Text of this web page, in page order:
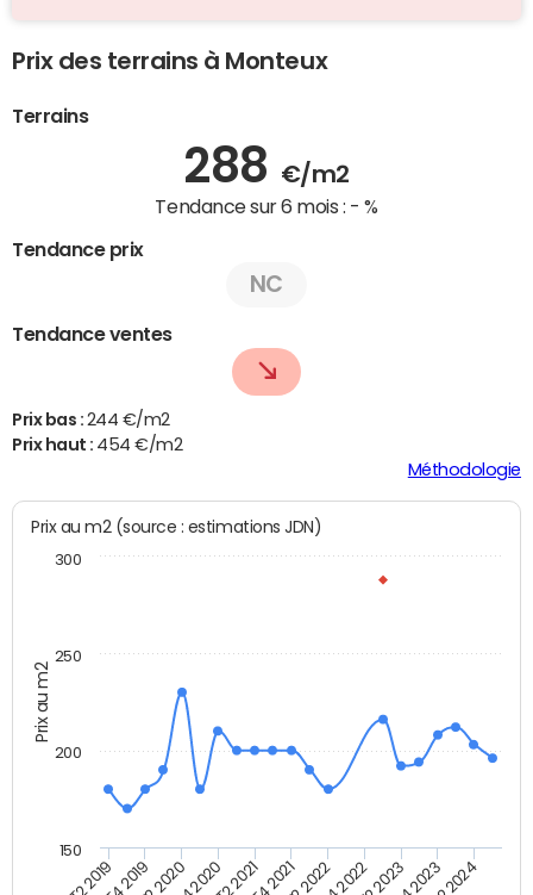
Prix des terrains à Monteux
Terrains
288 €/m2
Tendance sur 6 mois : - %
Tendance prix
NC
Tendance ventes
Prix bas : 244 €/m2
Prix haut : 454 €/m2
Méthodologie
Prix au m2
Prix au m2 (source : estimations JDN)
T2 2019T4 2019T2 2020T4 2020T2 2021T4 2021T2 2022T4 2022T2 2023T4 2023T2 2024
150
200
250
300